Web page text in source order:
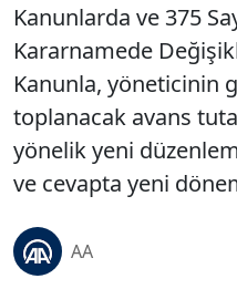
Kanunlarda ve 375
Kararnamede
Kanunla, yöneticinin
toplanacak avans
yönelik yeni
ve cevapta yeni
AA